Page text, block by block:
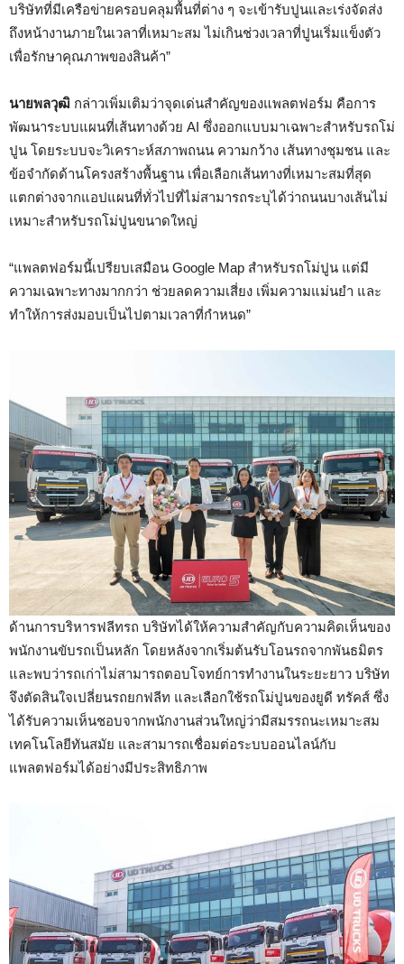
บริษัทที่มีเครือข่ายครอบคลุมพื้นที่ต่าง ๆ จะเข้ารับปูนและเร่งจัดส่ง
ถึงหน้างานภายในเวลาที่เหมาะสม ไม่เกินช่วงเวลาที่ปูนเริ่มแข็งตัว
เพื่อรักษาคุณภาพของสินค้า”
นายพลวุฒิ กล่าวเพิ่มเติมว่าจุดเด่นสำคัญของแพลตฟอร์ม คือการ
พัฒนาระบบแผนที่เส้นทางด้วย AI ซึ่งออกแบบมาเฉพาะสำหรับรถโม่
ปูน โดยระบบจะวิเคราะห์สภาพถนน ความกว้าง เส้นทางชุมชน และ
ข้อจำกัดด้านโครงสร้างพื้นฐาน เพื่อเลือกเส้นทางที่เหมาะสมที่สุด
แตกต่างจากแอปแผนที่ทั่วไปที่ไม่สามารถระบุได้ว่าถนนบางเส้นไม่
เหมาะสำหรับรถโม่ปูนขนาดใหญ่
“แพลตฟอร์มนี้เปรียบเสมือน Google Map สำหรับรถโม่ปูน แต่มี
ความเฉพาะทางมากกว่า ช่วยลดความเสี่ยง เพิ่มความแม่นยำ และ
ทำให้การส่งมอบเป็นไปตามเวลาที่กำหนด”
ด้านการบริหารฟลีทรถ บริษัทได้ให้ความสำคัญกับความคิดเห็นของ
พนักงานขับรถเป็นหลัก โดยหลังจากเริ่มต้นรับโอนรถจากพันธมิตร
และพบว่ารถเก่าไม่สามารถตอบโจทย์การทำงานในระยะยาว บริษัท
จึงตัดสินใจเปลี่ยนรถยกฟลีท และเลือกใช้รถโม่ปูนของยูดี ทรัคส์ ซึ่ง
ได้รับความเห็นชอบจากพนักงานส่วนใหญ่ว่ามีสมรรถนะเหมาะสม
เทคโนโลยีทันสมัย และสามารถเชื่อมต่อระบบออนไลน์กับ
แพลตฟอร์มได้อย่างมีประสิทธิภาพ